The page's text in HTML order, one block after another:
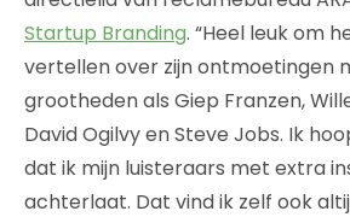
Startup Branding. “Heel leuk om
vertellen over zijn ontmoetingen
grootheden als Giep Franzen,
David Ogilvy en Steve Jobs. Ik
dat ik mijn luisteraars met extra
achterlaat. Dat vind ik zelf ook